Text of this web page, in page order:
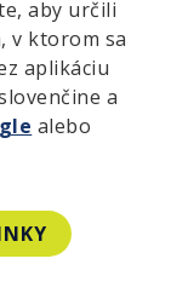
aby určili
v ktorom sa
aplikáciu
a
alebo